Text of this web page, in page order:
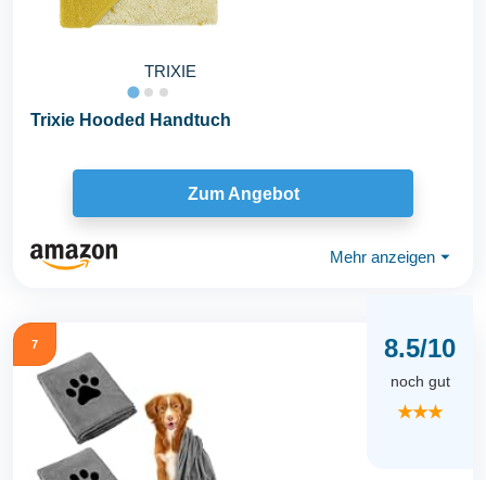
TRIXIE
Trixie Hooded Handtuch
Zum Angebot
Mehr anzeigen ⏷
7 8.5/10
noch gut
★★★